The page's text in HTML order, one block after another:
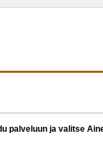
palveluun ja valitse